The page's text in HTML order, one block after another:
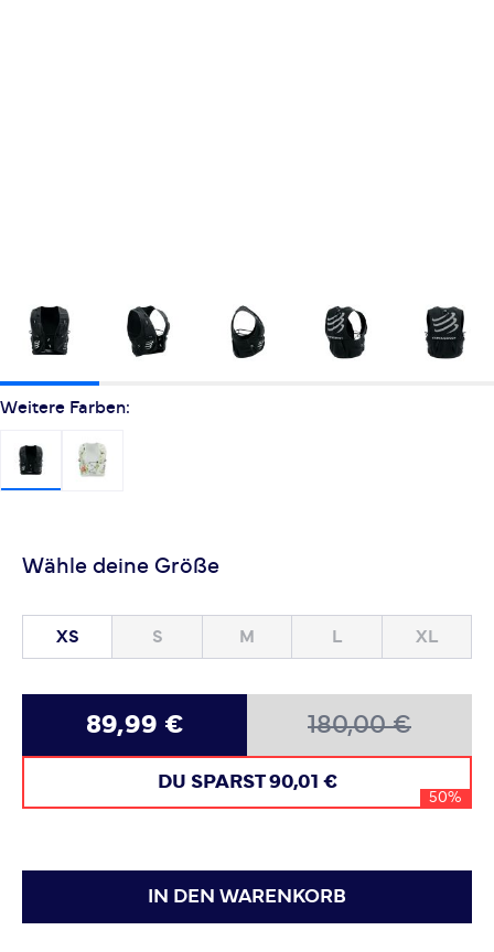
Weitere Farben:
Wähle deine Größe
XS S M L XL
89,99 € 180,00 €
DU SPARST 90,01 €
50%
IN DEN WARENKORB